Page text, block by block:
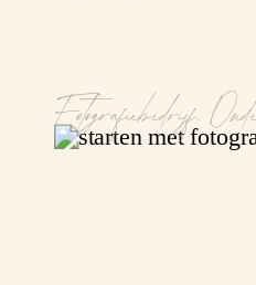
Fotografiebedrijf,